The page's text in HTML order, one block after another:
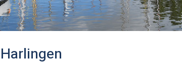
Harlingen